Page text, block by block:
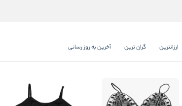
ارزانترین گران ترین آخرین به روز رسانی